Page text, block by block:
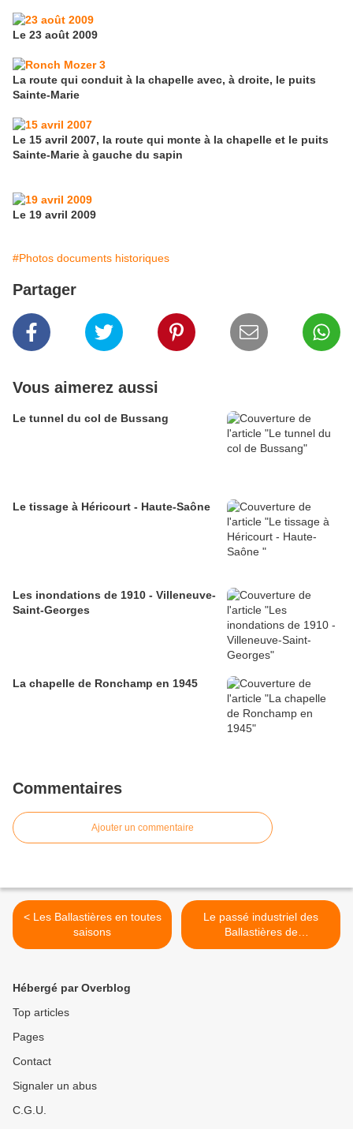
Le 23 août 2009
La route qui conduit à la chapelle avec, à droite, le puits
Sainte-Marie
Le 15 avril 2007, la route qui monte à la chapelle et le puits
Sainte-Marie à gauche du sapin
Le 19 avril 2009
#Photos documents historiques
Partager
Vous aimerez aussi
Le tunnel du col de Bussang
Le tissage à Héricourt - Haute-Saône
Les inondations de 1910 - Villeneuve-
Saint-Georges
La chapelle de Ronchamp en 1945
Commentaires
Ajouter un commentaire
< Les Ballastières en toutes
saisons
Le passé industriel des
Ballastières de
Champagney - L'entreprise
Hébergé par Overblog
Top articles
Pages
Contact
Signaler un abus
C.G.U.